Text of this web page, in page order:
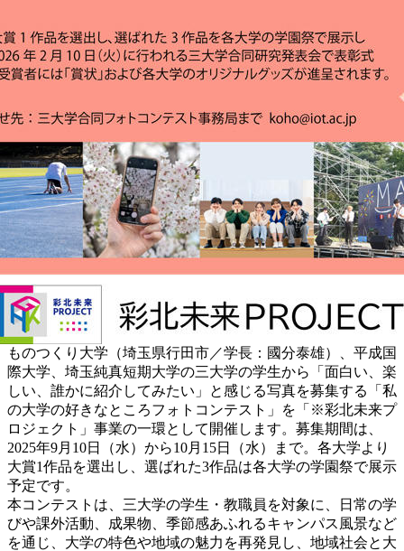
ものつくり大学（埼玉県行田市／学長：國分泰雄）、平成国
際大学、埼玉純真短期大学の三大学の学生から「面白い、楽
しい、誰かに紹介してみたい」と感じる写真を募集する「私
の大学の好きなところフォトコンテスト」を「※彩北未来プ
ロジェクト」事業の一環として開催します。募集期間は、
2025年9月10日（水）から10月15日（水）まで。各大学より
大賞1作品を選出し、選ばれた3作品は各大学の学園祭で展示
予定です。
本コンテストは、三大学の学生・教職員を対象に、日常の学
びや課外活動、成果物、季節感あふれるキャンパス風景など
を通じ、大学の特色や地域の魅力を再発見し、地域社会と大